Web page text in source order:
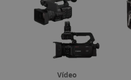
Vídeo